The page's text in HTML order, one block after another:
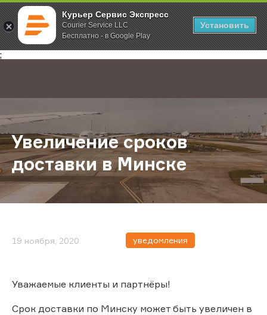
Курьер Сервис Экспресс
Courier Service LLC
Бесплатно - в Google Play
Установить
;
Главная О компании Новости Увеличение сроков доставки в
Увеличение сроков
доставки в Минске
19 ноября, 2020 уведомления
Уважаемые клиенты и партнёры!
Срок доставки по Минску может быть увеличен в